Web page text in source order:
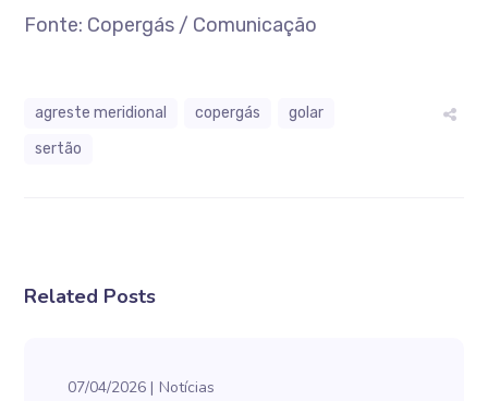
Fonte: Copergás / Comunicação
agreste meridional copergás
golar
sertão
Related Posts
07/04/2026 Notícias